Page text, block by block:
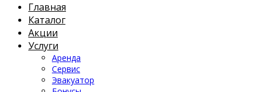
Главная
Каталог
Акции
Услуги
Аренда
Сервис
Эвакуатор